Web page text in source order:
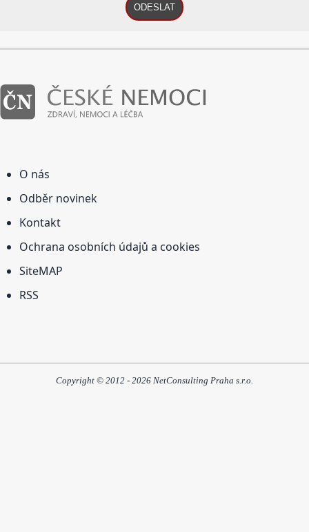
ODESLAT
O nás
Odběr novinek
Kontakt
Ochrana osobních údajů a cookies
SiteMAP
RSS
Copyright © 2012 - 2026 NetConsulting Praha s.r.o.